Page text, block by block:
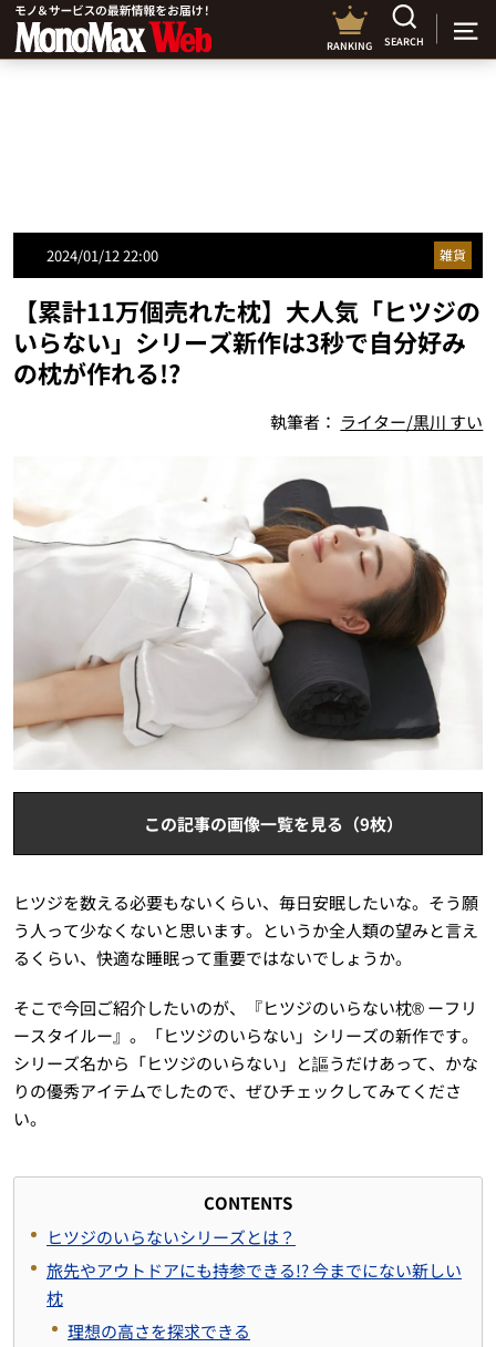
RANKING SEARCH
2024/01/12 22:00 雑貨
【累計11万個売れた枕】大人気「ヒツジの
いらない」シリーズ新作は3秒で自分好み
の枕が作れる!?
執筆者： ライター/黒川 すい
この記事の画像一覧を見る（9枚）
ヒツジを数える必要もないくらい、毎日安眠したいな。そう願
う人って少なくないと思います。というか全人類の望みと言え
るくらい、快適な睡眠って重要ではないでしょうか。
そこで今回ご紹介したいのが、『ヒツジのいらない枕®︎ ーフリ
ースタイルー』。「ヒツジのいらない」シリーズの新作です。
シリーズ名から「ヒツジのいらない」と謳うだけあって、かな
りの優秀アイテムでしたので、ぜひチェックしてみてくださ
い。
CONTENTS
ヒツジのいらないシリーズとは？
旅先やアウトドアにも持参できる!? 今までにない新しい
枕
理想の高さを探求できる